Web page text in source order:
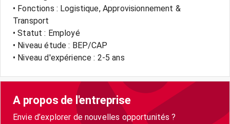
• Fonctions : Logistique, Approvisionnement &
Transport
• Statut : Employé
• Niveau étude : BEP/CAP
• Niveau d'expérience : 2-5 ans
A propos de l'entreprise
Envie d’explorer de nouvelles opportunités ?